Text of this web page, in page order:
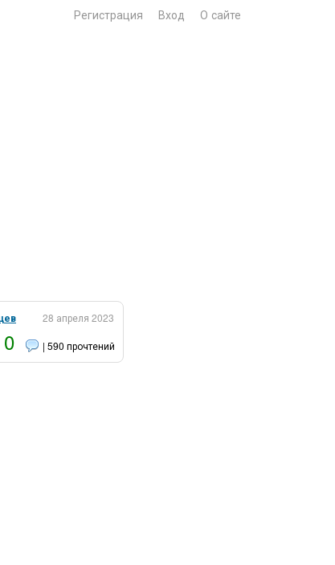
Регистрация Вход О сайте
28 апреля 2023
0 | 590 прочтений